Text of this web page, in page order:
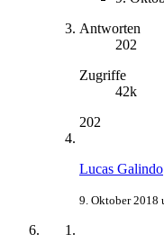
Antworten
202
Zugriffe
42k
202
Lucas Galindo
9. Oktober 2018